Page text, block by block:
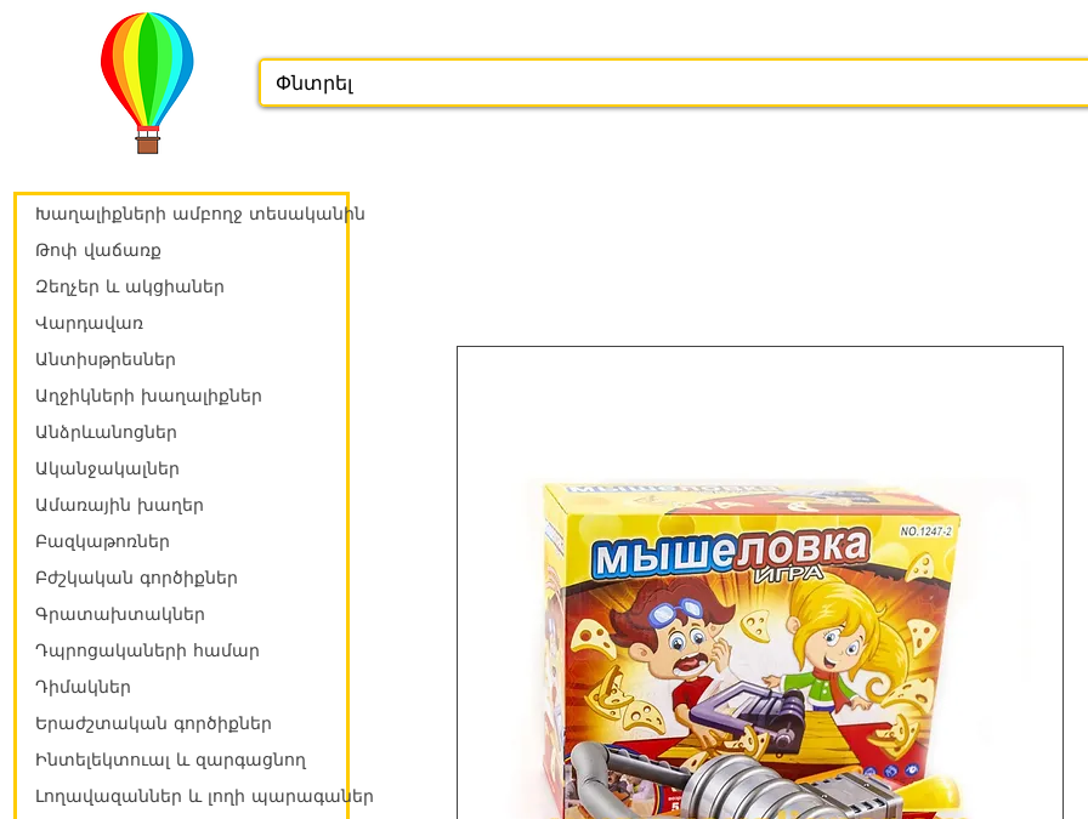
Խաղալիքների ամբողջ տեսականին
Թոփ վաճառք
Զեղչեր և ակցիաներ
Վարդավառ
Անտիսթրեսներ
Աղջիկների խաղալիքներ
Անձրևանոցներ
Ականջակալներ
Ամառային խաղեր
Բազկաթոռներ
Բժշկական գործիքներ
Գրատախտակներ
Դպրոցակաների համար
Դիմակներ
Երաժշտական գործիքներ
Ինտելեկտուալ և զարգացնող
Լողավազաններ և լողի պարագաներ